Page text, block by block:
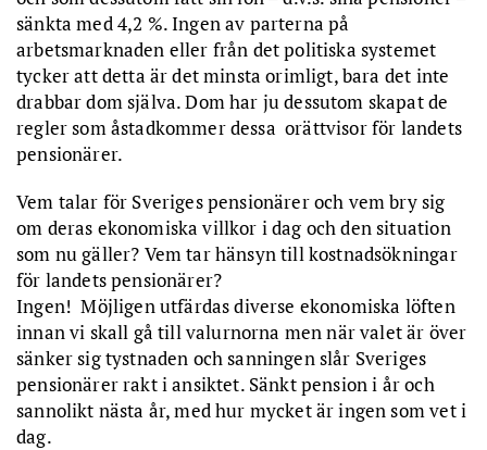
sänkta med 4,2 %. Ingen av parterna på
arbetsmarknaden eller från det politiska systemet
tycker att detta är det minsta orimligt, bara det inte
drabbar dom själva. Dom har ju dessutom skapat de
regler som åstadkommer dessa orättvisor för landets
pensionärer.
Vem talar för Sveriges pensionärer och vem bry sig
om deras ekonomiska villkor i dag och den situation
som nu gäller? Vem tar hänsyn till kostnadsökningar
för landets pensionärer?
Ingen! Möjligen utfärdas diverse ekonomiska löften
innan vi skall gå till valurnorna men när valet är över
sänker sig tystnaden och sanningen slår Sveriges
pensionärer rakt i ansiktet. Sänkt pension i år och
sannolikt nästa år, med hur mycket är ingen som vet i
dag.